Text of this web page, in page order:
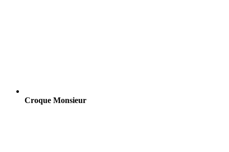
Croque Monsieur